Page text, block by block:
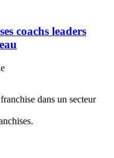
coachs leaders
dans un secteur